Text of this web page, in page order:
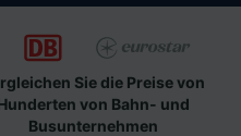
Sie die Preise von
von Bahn- und
Busunternehmen